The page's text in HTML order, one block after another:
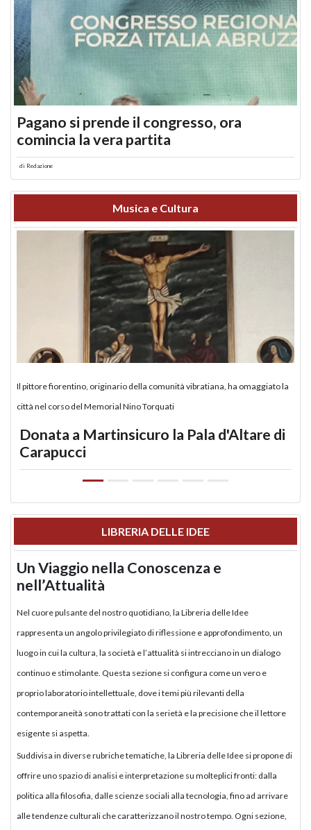
Pagano si prende il congresso, ora
comincia la vera partita
di Redazione
Musica e Cultura
Il pittore fiorentino, originario della comunità vibratiana, ha omaggiato la
città nel corso del Memorial Nino Torquati
Donata a Martinsicuro la Pala d'Altare di
Carapucci
LIBRERIA DELLE IDEE
Un Viaggio nella Conoscenza e
nell’Attualità
Nel cuore pulsante del nostro quotidiano, la Libreria delle Idee
rappresenta un angolo privilegiato di riflessione e approfondimento, un
luogo in cui la cultura, la società e l’attualità si intrecciano in un dialogo
continuo e stimolante. Questa sezione si configura come un vero e
proprio laboratorio intellettuale, dove i temi più rilevanti della
contemporaneità sono trattati con la serietà e la precisione che il lettore
esigente si aspetta.
Suddivisa in diverse rubriche tematiche, la Libreria delle Idee si propone di
offrire uno spazio di analisi e interpretazione su molteplici fronti: dalla
politica alla filosofia, dalle scienze sociali alla tecnologia, fino ad arrivare
alle tendenze culturali che caratterizzano il nostro tempo. Ogni sezione,